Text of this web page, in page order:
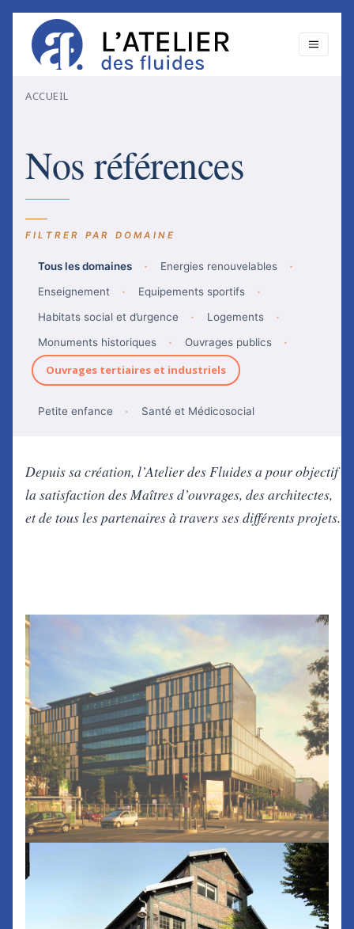
ACCUEIL
Nos références
Tous les domaines
Energies renouvelables
Enseignement
Equipements sportifs
Habitats social et d’urgence
Logements
Monuments historiques
Ouvrages publics
Ouvrages tertiaires et industriels
Petite enfance Santé et Médicosocial
Depuis sa création, l’Atelier des Fluides a pour objectif
la satisfaction des Maîtres d’ouvrages, des architectes,
et de tous les partenaires à travers ses différents projets.